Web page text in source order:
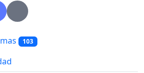
103